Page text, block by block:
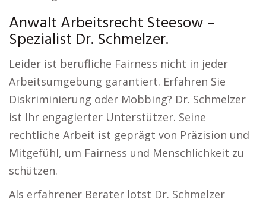
Anwalt Arbeitsrecht Steesow –
Spezialist Dr. Schmelzer.
Leider ist berufliche Fairness nicht in jeder
Arbeitsumgebung garantiert. Erfahren Sie
Diskriminierung oder Mobbing? Dr. Schmelzer
ist Ihr engagierter Unterstützer. Seine
rechtliche Arbeit ist geprägt von Präzision und
Mitgefühl, um Fairness und Menschlichkeit zu
schützen.
Als erfahrener Berater lotst Dr. Schmelzer